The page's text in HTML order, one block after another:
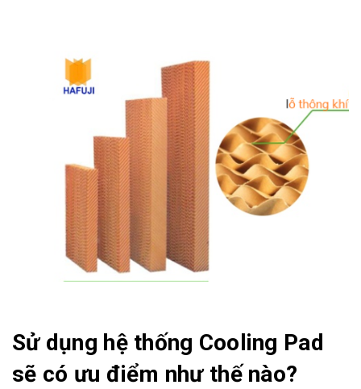
Sử dụng hệ thống Cooling Pad
sẽ có ưu điểm như thế nào?